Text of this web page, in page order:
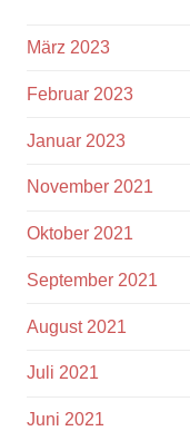
März 2023
Februar 2023
Januar 2023
November 2021
Oktober 2021
September 2021
August 2021
Juli 2021
Juni 2021